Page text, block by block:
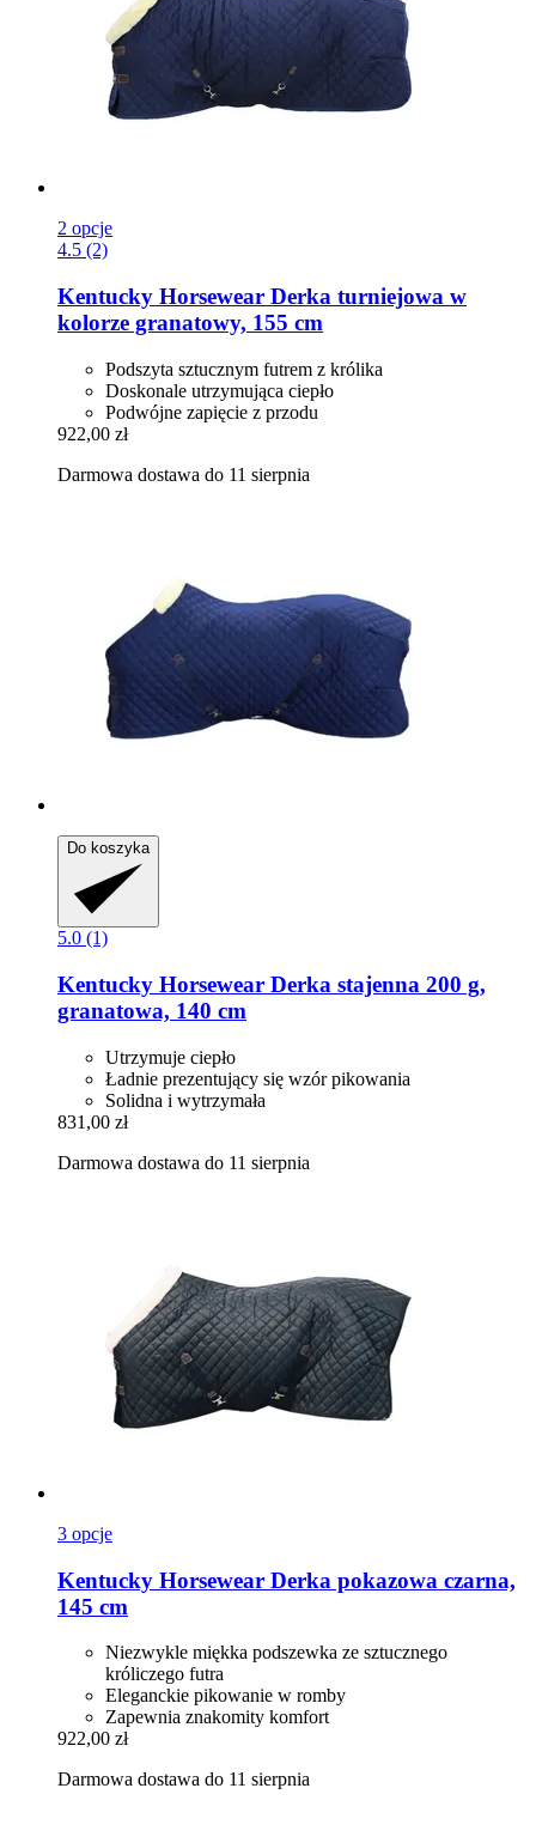
2 opcje
4.5 (2)
Kentucky Horsewear Derka turniejowa w
kolorze granatowy, 155 cm
Podszyta sztucznym futrem z królika
Doskonale utrzymująca ciepło
Podwójne zapięcie z przodu
922,00 zł
Darmowa dostawa do 11 sierpnia
Do koszyka
5.0 (1)
Kentucky Horsewear Derka stajenna 200 g,
granatowa, 140 cm
Utrzymuje ciepło
Ładnie prezentujący się wzór pikowania
Solidna i wytrzymała
831,00 zł
Darmowa dostawa do 11 sierpnia
3 opcje
Kentucky Horsewear Derka pokazowa czarna,
145 cm
Niezwykle miękka podszewka ze sztucznego
króliczego futra
Eleganckie pikowanie w romby
Zapewnia znakomity komfort
922,00 zł
Darmowa dostawa do 11 sierpnia